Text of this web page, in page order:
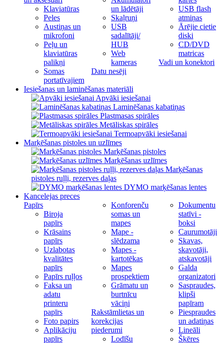
Klaviatūras
Peles
Austiņas un
mikrofoni
Peļu un
klaviatūras
palikņi
Somas
portatīvajiem
un lādētāji
Skaļruņi
USB
sadalītāji/
HUB
Web
kameras
Datu nesēji
USB flash
atmiņas
Ārējie cietie
diski
CD/DVD
matricas
Vadi un konektori
Iesiešanas un laminēšanas materiāli
Apvāki iesiešanai
Laminēšanas kabatiņas
Plastmasas spirāles
Metāliskas spirāles
Termoapvāki iesiešanai
Marķēšanas pistoles un uzlīmes
Marķēšanas pistoles
Marķēšanas uzlīmes
Marķēšanas
pistoles ruļļi, rezerves daļas
DYMO marķēšanas lentes
Kancelejas preces
Papīrs
Biroja
papīrs
Krāsains
papīrs
Uzlabotas
kvalitātes
papīrs
Papīrs ruļļos
Faksa un
adatu
printeru
papīrs
Foto papirs
Aplikāciju
papīrs
Konforenču
somas un
mapes
Mape -
slēdzama
Mapes -
kartotēkas
Mapes
prospektiem
Grāmatu un
burtnīcu
vāciņi
Rakstāmlietas un
korekcijas
piederumi
Lodīšu
Dokumentu
statīvi -
boksi
Caurumotāji
Skavas,
skavotāji,
atskavotāji
Galda
organizatori
Saspraudes,
klipši
papīram
Piespraudes
un adatiņas
Lineāli
Šķēres